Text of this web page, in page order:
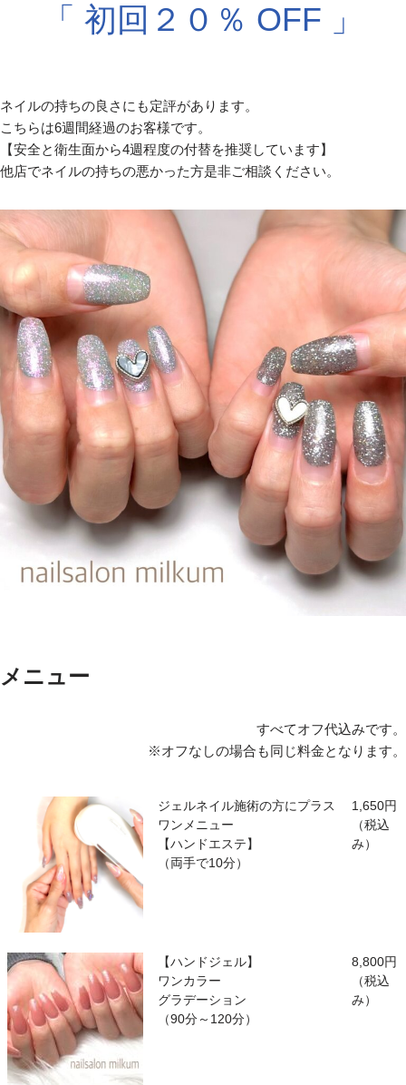
「 初回２０％ OFF 」
ネイルの持ちの良さにも定評があります。
こちらは6週間経過のお客様です。
【安全と衛生面から4週程度の付替を推奨しています】
他店でネイルの持ちの悪かった方是非ご相談ください。
メニュー
すべてオフ代込みです。
※オフなしの場合も同じ料金となります。
ジェルネイル施術の方にプラス
ワンメニュー
【ハンドエステ】
（両手で10分）
1,650円
（税込
み）
【ハンドジェル】
ワンカラー
グラデーション
（90分～120分）
8,800円
（税込
み）